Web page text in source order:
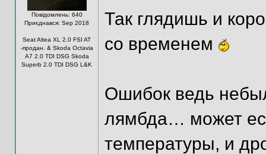
Повідомлень: 640
Приєднався: Sep 2018
Seat Altea XL 2.0 FSI AT
-продан. & Skoda Octavia
A7 2.0 TDI DSG Skoda
Superb 2.0 TDI DSG L&K
Так глядишь и
со временем
Ошибок ведь
лямбда… может
температуры, и